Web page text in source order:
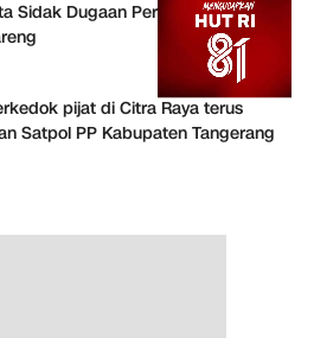
Sidak Dugaan Perakitan HP
pijat di Citra Raya terus
Satpol PP Kabupaten Tangerang